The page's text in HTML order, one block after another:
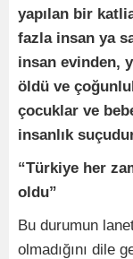
yapılan bir
fazla insan ya
insan evinden,
öldü ve
çocuklar ve
insanlık
“Türkiye her
oldu”
Bu durumun
olmadığını dile